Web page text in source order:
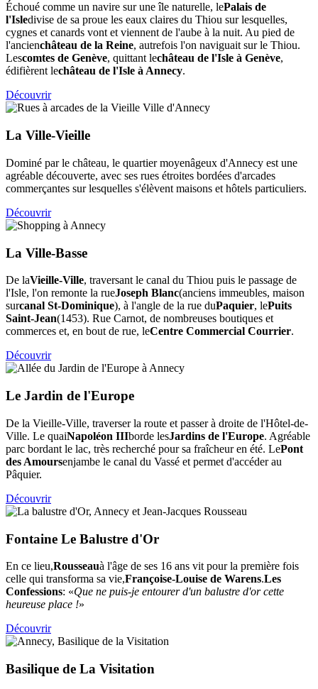
Échoué comme un navire sur une île naturelle, lePalais de
l'Isledivise de sa proue les eaux claires du Thiou sur lesquelles,
cygnes et canards vont et viennent de l'aube à la nuit. Au pied de
l'ancienchâteau de la Reine, autrefois l'on naviguait sur le Thiou.
Lescomtes de Genève, quittant lechâteau de l'Isle à Genève,
édifièrent lechâteau de l'Isle à Annecy.
Découvrir
La Ville-Vieille
Dominé par le château, le quartier moyenâgeux d'Annecy est une
agréable découverte, avec ses rues étroites bordées d'arcades
commerçantes sur lesquelles s'élèvent maisons et hôtels particuliers.
Découvrir
La Ville-Basse
De laVieille-Ville, traversant le canal du Thiou puis le passage de
l'Isle, l'on remonte la rueJoseph Blanc(anciens immeubles, maison
surcanal St-Dominique), à l'angle de la rue duPaquier, lePuits
Saint-Jean(1453). Rue Carnot, de nombreuses boutiques et
commerces et, en bout de rue, leCentre Commercial Courrier.
Découvrir
Le Jardin de l'Europe
De la Vieille-Ville, traverser la route et passer à droite de l'Hôtel-de-
Ville. Le quaiNapoléon IIIborde lesJardins de l'Europe. Agréable
parc bordant le lac, très recherché pour sa fraîcheur en été. LePont
des Amoursenjambe le canal du Vassé et permet d'accéder au
Pâquier.
Découvrir
Fontaine Le Balustre d'Or
En ce lieu,Rousseauà l'âge de ses 16 ans vit pour la première fois
celle qui transforma sa vie,Françoise-Louise de Warens.Les
Confessions: «Que ne puis-je entourer d'un balustre d'or cette
heureuse place !»
Découvrir
Basilique de La Visitation